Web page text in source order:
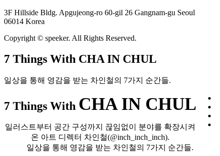
3F Hillside Bldg. Apgujeong-ro 60-gil 26 Gangnam-gu Seoul
06014 Korea
Copyright © speeker. All Rights Reserved.
7 Things With CHA IN CHUL
일상을 통해 영감을 받는 차인철의 7가지 순간들.
7 Things With CHA IN CHUL
일러스트부터 공간 구성까지 끊임없이 분야를 확장시켜
온 아트 디렉터 차인철(@inch_inch_inch).
일상을 통해 영감을 받는 차인철의 7가지 순간들.